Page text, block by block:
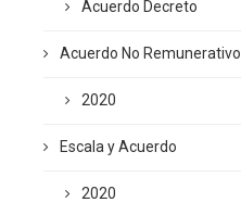
Acuerdo Decreto
Acuerdo No Remunerativo
2020
Escala y Acuerdo
2020